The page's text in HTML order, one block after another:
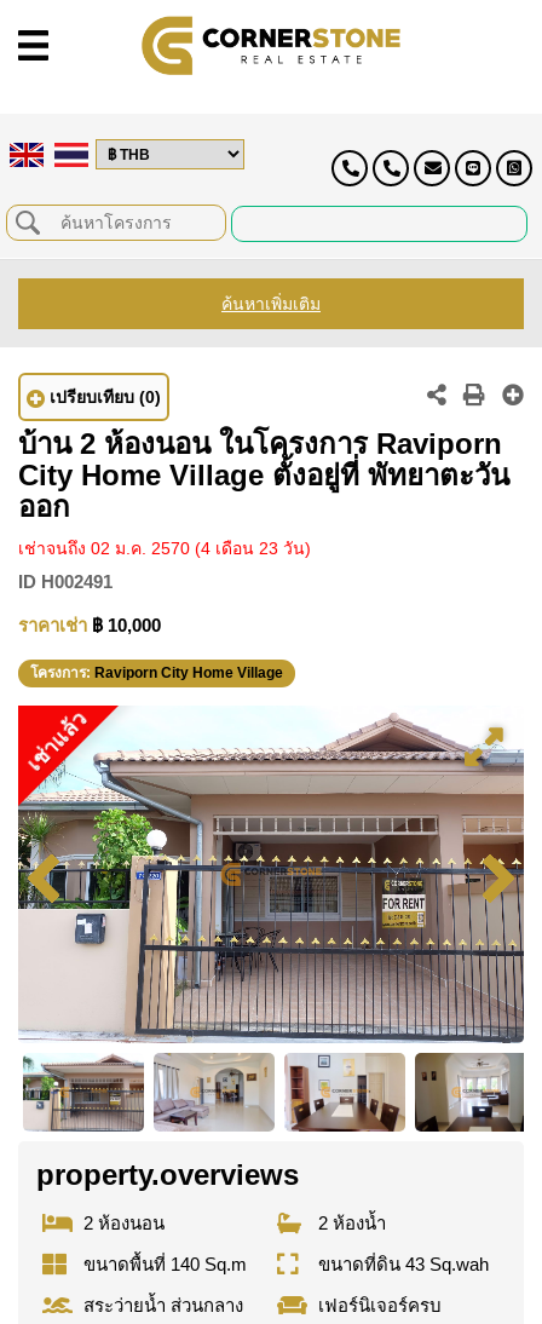
ค้นหาเพิ่มเติม
เปรียบเทียบ (0)
บ้าน 2 ห้องนอน ในโครงการ Raviporn
City Home Village ตั้งอยู่ที่ พัทยาตะวัน
ออก
เช่าจนถึง 02 ม.ค. 2570 (4 เดือน 23 วัน)
ID H002491
ราคาเช่า ฿ 10,000
โครงการ: Raviporn City Home Village
เช่าแล้ว
property.overviews
2 ห้องนอน
2 ห้องน้ำ
ขนาดพื้นที่ 140 Sq.m
ขนาดที่ดิน 43 Sq.wah
สระว่ายน้ำ ส่วนกลาง
เฟอร์นิเจอร์ครบ